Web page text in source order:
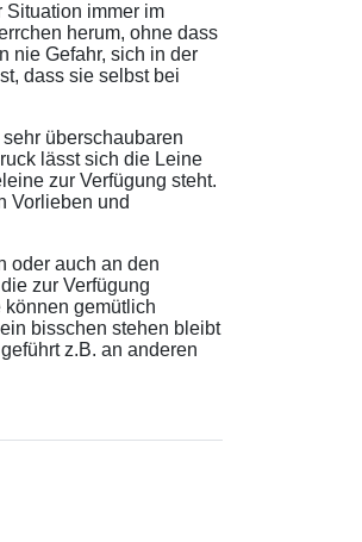
Situation immer im
herum, ohne dass
nie Gefahr, sich in der
dass sie selbst bei
überschaubaren
lässt sich die Leine
zur Verfügung steht.
Vorlieben und
oder auch an den
zur Verfügung
können gemütlich
bisschen stehen bleibt
z.B. an anderen